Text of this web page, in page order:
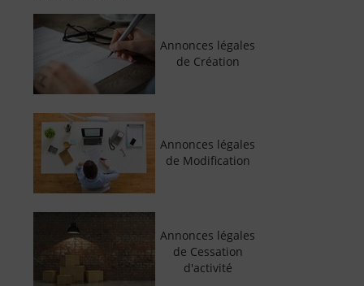
Annonces légales
de Création
Annonces légales
de Modification
Annonces légales
de Cessation
d'activité